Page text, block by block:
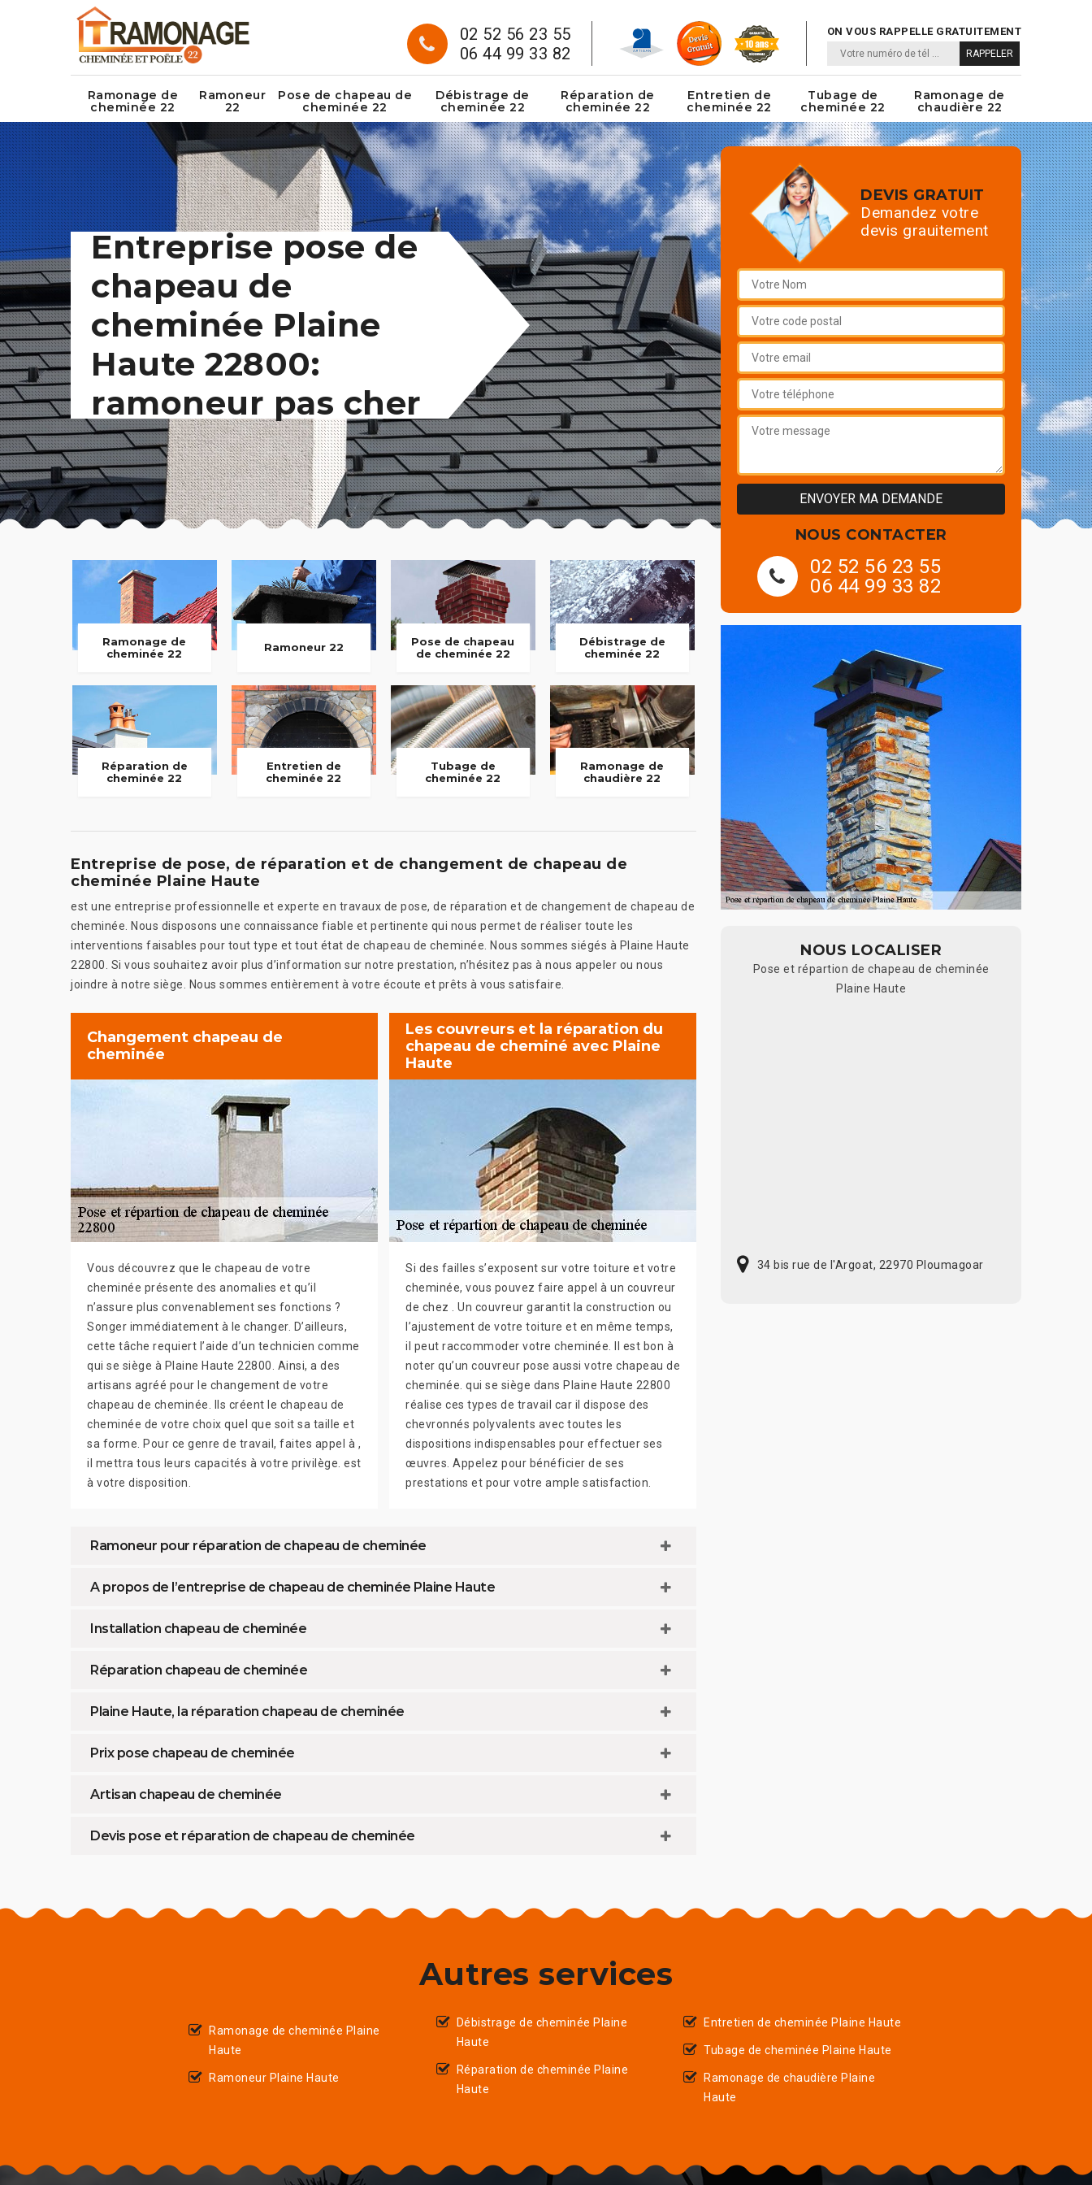
02 52 56 23 55
06 44 99 33 82
ON VOUS RAPPELLE GRATUITEMENT
Ramonage de
cheminée 22
Ramoneur
22
Pose de chapeau de
cheminée 22
Débistrage de
cheminée 22
Réparation de
cheminée 22
Entretien de
cheminée 22
Tubage de
cheminée 22
Ramonage de
chaudière 22
Entreprise pose de
chapeau de
cheminée Plaine
Haute 22800:
ramoneur pas cher
Ramonage de
cheminée 22
Ramoneur 22
Pose de chapeau
de cheminée 22
Débistrage de
cheminée 22
Réparation de
cheminée 22
Entretien de
cheminée 22
Tubage de
cheminée 22
Ramonage de
chaudière 22
Entreprise de pose, de réparation et de changement de chapeau de
cheminée Plaine Haute
est une entreprise professionnelle et experte en travaux de pose, de réparation et de changement de chapeau de
cheminée. Nous disposons une connaissance fiable et pertinente qui nous permet de réaliser toute les
interventions faisables pour tout type et tout état de chapeau de cheminée. Nous sommes siégés à Plaine Haute
22800. Si vous souhaitez avoir plus d’information sur notre prestation, n’hésitez pas à nous appeler ou nous
joindre à notre siège. Nous sommes entièrement à votre écoute et prêts à vous satisfaire.
Changement chapeau de
cheminée
Vous découvrez que le chapeau de votre
cheminée présente des anomalies et qu’il
n’assure plus convenablement ses fonctions ?
Songer immédiatement à le changer. D’ailleurs,
cette tâche requiert l’aide d’un technicien comme
qui se siège à Plaine Haute 22800. Ainsi, a des
artisans agréé pour le changement de votre
chapeau de cheminée. Ils créent le chapeau de
cheminée de votre choix quel que soit sa taille et
sa forme. Pour ce genre de travail, faites appel à ,
il mettra tous leurs capacités à votre privilège. est
à votre disposition.
Les couvreurs et la réparation du
chapeau de cheminé avec Plaine
Haute
Si des failles s’exposent sur votre toiture et votre
cheminée, vous pouvez faire appel à un couvreur
de chez . Un couvreur garantit la construction ou
l’ajustement de votre toiture et en même temps,
il peut raccommoder votre cheminée. Il est bon à
noter qu’un couvreur pose aussi votre chapeau de
cheminée. qui se siège dans Plaine Haute 22800
réalise ces types de travail car il dispose des
chevronnés polyvalents avec toutes les
dispositions indispensables pour effectuer ses
œuvres. Appelez pour bénéficier de ses
prestations et pour votre ample satisfaction.
Ramoneur pour réparation de chapeau de cheminée
A propos de l’entreprise de chapeau de cheminée Plaine Haute
Installation chapeau de cheminée
Réparation chapeau de cheminée
Plaine Haute, la réparation chapeau de cheminée
Prix pose chapeau de cheminée
Artisan chapeau de cheminée
Devis pose et réparation de chapeau de cheminée
DEVIS GRATUIT
Demandez votre
devis grauitement
NOUS CONTACTER
02 52 56 23 55
06 44 99 33 82
NOUS LOCALISER
Pose et répartion de chapeau de cheminée
Plaine Haute
34 bis rue de l'Argoat, 22970 Ploumagoar
Autres services
Ramonage de cheminée Plaine
Haute
Ramoneur Plaine Haute
Débistrage de cheminée Plaine
Haute
Réparation de cheminée Plaine
Haute
Entretien de cheminée Plaine Haute
Tubage de cheminée Plaine Haute
Ramonage de chaudière Plaine
Haute